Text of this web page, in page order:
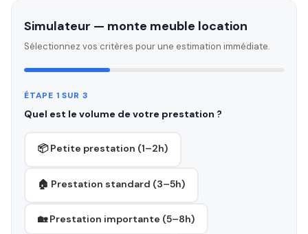
Simulateur — monte meuble location
Sélectionnez vos critères pour une estimation immédiate.
ÉTAPE 1 SUR 3
Quel est le volume de votre prestation ?
📦 Petite prestation (1–2h)
🏠 Prestation standard (3–5h)
🏡 Prestation importante (5–8h)